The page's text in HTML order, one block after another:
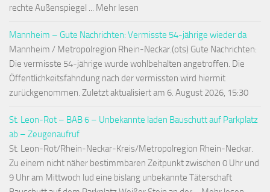
rechte Außenspiegel ... Mehr lesen
Mannheim – Gute Nachrichten: Vermisste 54-jährige wieder da
Mannheim / Metropolregion Rhein-Neckar.(ots) Gute Nachrichten:
Die vermisste 54-jährige wurde wohlbehalten angetroffen. Die
Öffentlichkeitsfahndung nach der vermissten wird hiermit
zurückgenommen. Zuletzt aktualisiert am 6. August 2026, 15:30
St. Leon-Rot – BAB 6 – Unbekannte laden Bauschutt auf Parkplatz
ab – Zeugenaufruf
St. Leon-Rot/Rhein-Neckar-Kreis/Metropolregion Rhein-Neckar.
Zu einem nicht näher bestimmbaren Zeitpunkt zwischen 0 Uhr und
9 Uhr am Mittwoch lud eine bislang unbekannte Täterschaft